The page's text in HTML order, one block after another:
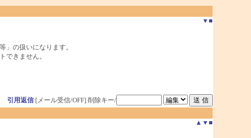
▼ ■
」の扱いになります。
できません。
引用返信[メール受信/OFF] 削除キー/
▲ ▼ ■